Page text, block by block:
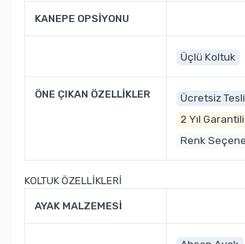
KANEPE OPSİYONU
Üçlü Koltuk
ÖNE ÇIKAN ÖZELLİKLER
Ücretsiz
2 Yıl Garantili
Renk
KOLTUK ÖZELLİKLERİ
AYAK MALZEMESİ